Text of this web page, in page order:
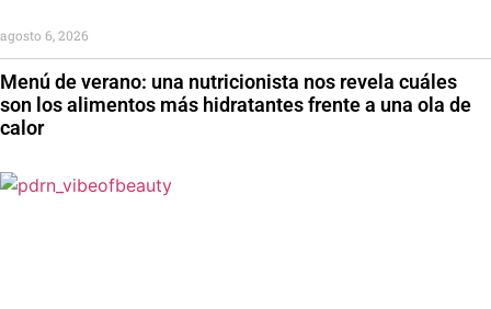
Menú de verano: una nutricionista nos revela cuáles
son los alimentos más hidratantes frente a una ola de
calor
agosto 6, 2026